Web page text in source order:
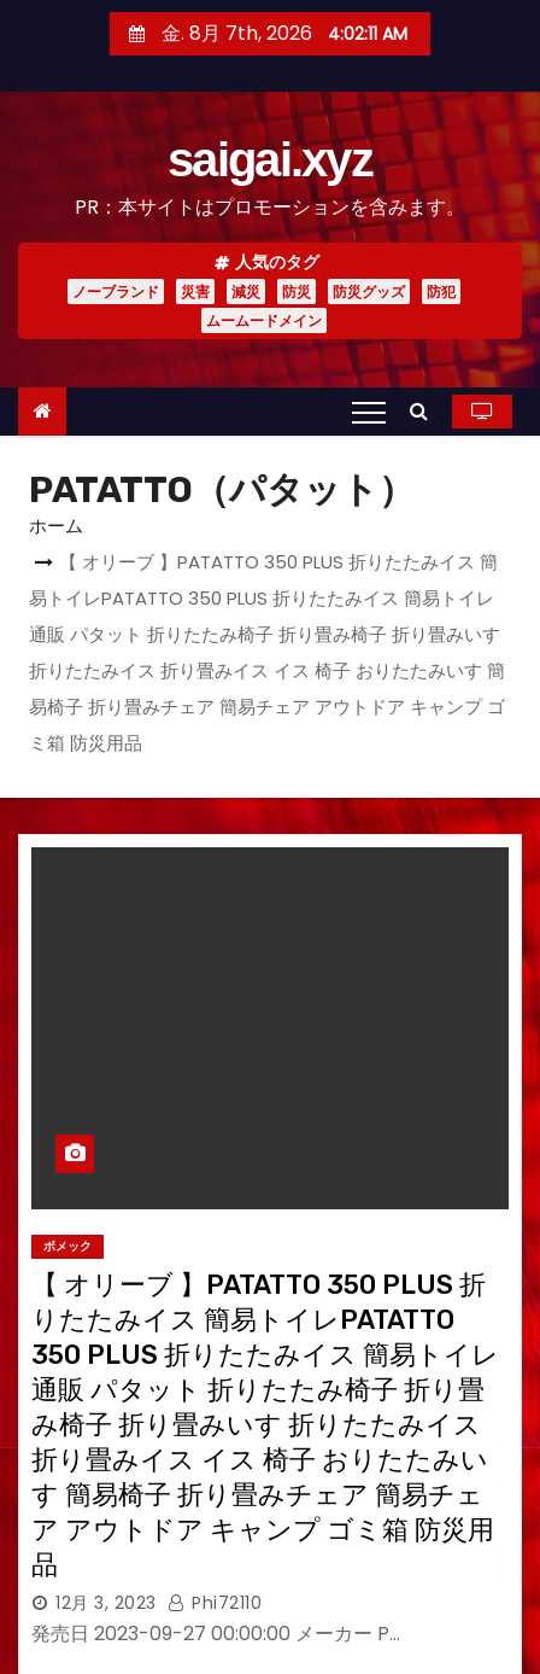
金. 8月 7th, 2026 4:02:13 AM
saigai.xyz
PR：本サイトはプロモーションを含みます。
人気のタグ
ノーブランド 災害 減災 防災 防災グッズ
防犯
ムームードメイン
PATATTO（パタット）
ホーム
【 オリーブ 】PATATTO 350 PLUS 折りたたみイス 簡
易トイレPATATTO 350 PLUS 折りたたみイス 簡易トイレ
通販 パタット 折りたたみ椅子 折り畳み椅子 折り畳みいす
折りたたみイス 折り畳みイス イス 椅子 おりたたみいす 簡
易椅子 折り畳みチェア 簡易チェア アウトドア キャンプ ゴ
ミ箱 防災用品
ボメック
【 オリーブ 】PATATTO 350 PLUS 折
りたたみイス 簡易トイレPATATTO
350 PLUS 折りたたみイス 簡易トイレ
通販 パタット 折りたたみ椅子 折り畳
み椅子 折り畳みいす 折りたたみイス
折り畳みイス イス 椅子 おりたたみい
す 簡易椅子 折り畳みチェア 簡易チェ
ア アウトドア キャンプ ゴミ箱 防災用
品
12月 3, 2023 Phi72110
発売日 2023-09-27 00:00:00 メーカー P…